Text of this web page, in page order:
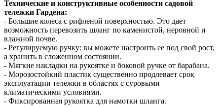
Технические и конструктивные особенности садовой
тележки Гардена:
- Большие колеса с рифленой поверхностью. Это дает
возможность перевозить шланг по каменистой, неровной и
влажной почве.
- Регулируемую ручку: вы можете настроить ее под свой рост,
а хранить в сложенном состоянии.
- Мягкие накладки на рукоятке и боковой ручке от барабана.
- Морозостойкий пластик существенно продлевает срок
эксплуатации тележки в областях с суровыми
климатическими условиями.
- Фиксированная рукоятка для намотки шланга.